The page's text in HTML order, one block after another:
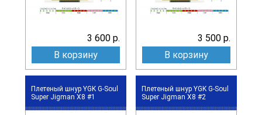
3 600 р.
В корзину
3 500 р.
В корзину
Плетеный шнур YGK G-Soul
Super Jigman X8 #1
Плетеный шнур YGK G-Soul
Super Jigman X8 #2